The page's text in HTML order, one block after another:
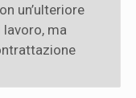
un’ulteriore
ma